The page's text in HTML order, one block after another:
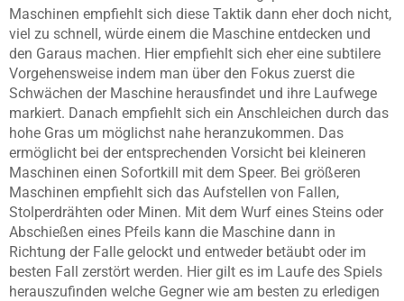
Maschinen empfiehlt sich diese Taktik dann eher doch nicht,
viel zu schnell, würde einem die Maschine entdecken und
den Garaus machen. Hier empfiehlt sich eher eine subtilere
Vorgehensweise indem man über den Fokus zuerst die
Schwächen der Maschine herausfindet und ihre Laufwege
markiert. Danach empfiehlt sich ein Anschleichen durch das
hohe Gras um möglichst nahe heranzukommen. Das
ermöglicht bei der entsprechenden Vorsicht bei kleineren
Maschinen einen Sofortkill mit dem Speer. Bei größeren
Maschinen empfiehlt sich das Aufstellen von Fallen,
Stolperdrähten oder Minen. Mit dem Wurf eines Steins oder
Abschießen eines Pfeils kann die Maschine dann in
Richtung der Falle gelockt und entweder betäubt oder im
besten Fall zerstört werden. Hier gilt es im Laufe des Spiels
herauszufinden welche Gegner wie am besten zu erledigen